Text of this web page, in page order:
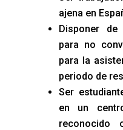
ajena en
Disponer de
para no
para la
periodo de
Ser
en un
reconocido